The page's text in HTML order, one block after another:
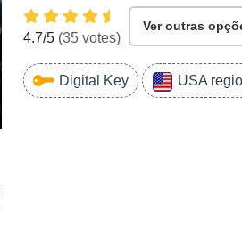
4.7/5 (35 votes)
Ver outras
Digital Key USA